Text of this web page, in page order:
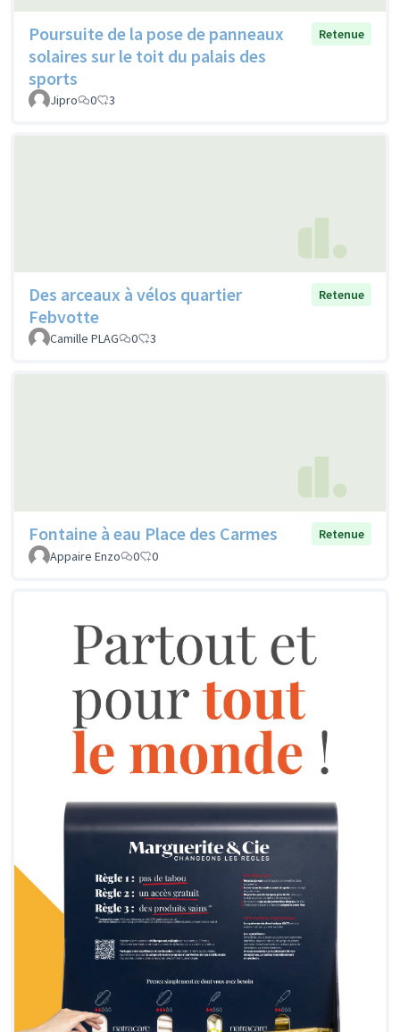
Poursuite de la pose de panneaux
solaires sur le toit du palais des
sports
Retenue
Jipro 0 3
Des arceaux à vélos quartier
Febvotte
Retenue
Camille PLAG 0 3
Fontaine à eau Place des Carmes
Retenue
Appaire Enzo
0 0